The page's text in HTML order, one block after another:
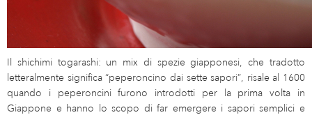
Il shichimi togarashi: un mix di spezie giapponesi, che tradotto
letteralmente significa “peperoncino dai sette sapori”, risale al 1600
quando i peperoncini furono introdotti per la prima volta in
Giappone e hanno lo scopo di far emergere i sapori semplici e